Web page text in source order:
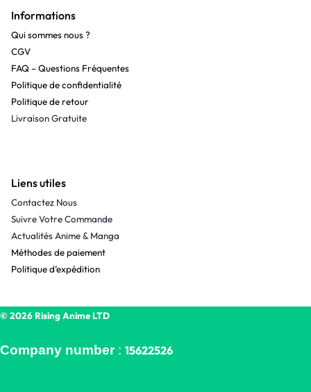
Informations
Qui sommes nous ?
CGV
FAQ – Questions Fréquentes
Politique de confidentialité
Politique de retour
Livraison Gratuite
Liens utiles
Contactez Nous
Suivre Votre Commande
Actualités Anime & Manga
Méthodes de paiement
Politique d’expédition
© 2026 Rising Anime LTD
Company number: 15622526